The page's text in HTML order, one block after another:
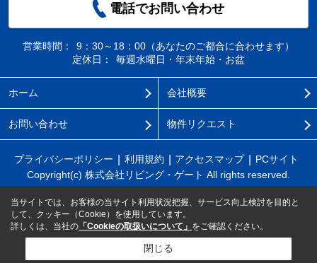
電話でお問い合わせ
営業時間：
9：30～18：00（あなたのご都合に合わせます）
定休日：
毎週水曜日・年末年始・お盆
ホーム 会社概要
お問い合わせ 物件リクエスト
プライバシーポリシー 利用規約 アクセスマップ
PCサイト
Copyright(c) 株式会社リビング・ゲート All rights reserved.
当サイトでは、お客様の当サイト利用状況把握、サービス向上検討を目的と
して、クッキー（Cookie）を使用しています。
詳しくは、当社の 「Cookieの取扱いについて」 をご確認ください。
閉じる